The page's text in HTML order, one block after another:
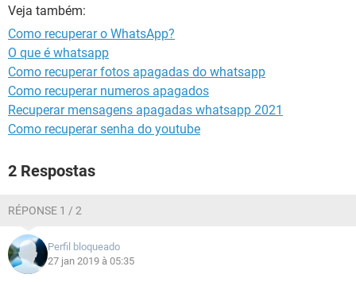
GUIA DE COMPRAS
Veja também:
Como recuperar o WhatsApp?
O que é whatsapp
Como recuperar fotos apagadas do whatsapp
Como recuperar numeros apagados
Recuperar mensagens apagadas whatsapp 2021
Como recuperar senha do youtube
2 Respostas
RÉPONSE 1 / 2
Perfil bloqueado
27 jan 2019 à 05:35